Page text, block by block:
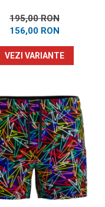
195,00 RON
156,00 RON
VEZI VARIANTE